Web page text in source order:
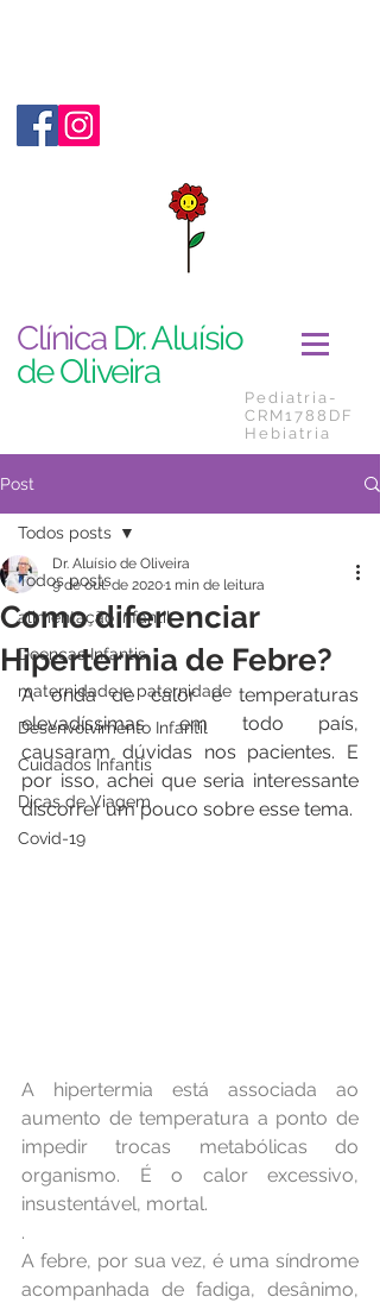
Clínica Dr. Aluísio
de Oliveira
Pediatria-
CRM1788DF
Hebiatria
Post
Todos posts
alimentação infantil
Doenças Infantis
maternidade e paternidade
Desenvolvimento Infantil
Cuidados Infantis
Dicas de Viagem
Covid-19
Todos posts
Como diferenciar
Hipertermia de Febre?
Dr. Aluísio de Oliveira
9 de out. de 20201 min de leitura
A onda de calor e temperaturas
elevadíssimas em todo país,
causaram dúvidas nos pacientes. E
por isso, achei que seria interessante
discorrer um pouco sobre esse tema.
A hipertermia está associada ao
aumento de temperatura a ponto de
impedir trocas metabólicas do
organismo. É o calor excessivo,
insustentável, mortal.
.
A febre, por sua vez, é uma síndrome
acompanhada de fadiga, desânimo,